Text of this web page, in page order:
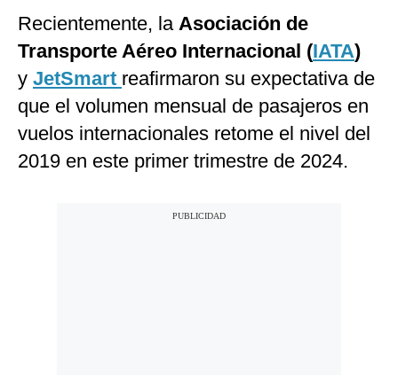
Recientemente, la Asociación de
Transporte Aéreo Internacional (IATA)
y JetSmart reafirmaron su expectativa de
que el volumen mensual de pasajeros en
vuelos internacionales retome el nivel del
2019 en este primer trimestre de 2024.